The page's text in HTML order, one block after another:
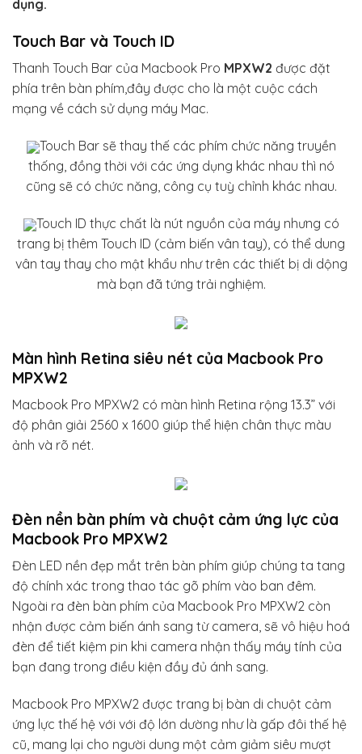
dụng.
Touch Bar và Touch ID
Thanh Touch Bar của Macbook Pro MPXW2 được đặt
phía trên bàn phím,đây được cho là một cuộc cách
mạng về cách sử dụng máy Mac.
Touch Bar sẽ thay thế các phím chức năng truyền
thống, đồng thời với các ứng dụng khác nhau thì nó
cũng sẽ có chức năng, công cụ tuỳ chỉnh khác nhau.
Touch ID thực chất là nút nguồn của máy nhưng có
trang bị thêm Touch ID (cảm biến vân tay), có thể dung
vân tay thay cho mật khẩu như trên các thiết bị di dộng
mà bạn đã tứng trải nghiệm.
Màn hình Retina siêu nét của Macbook Pro
MPXW2
Macbook Pro MPXW2 có màn hình Retina rộng 13.3” với
độ phân giải 2560 x 1600 giúp thể hiện chân thực màu
ảnh và rõ nét.
Đèn nền bàn phím và chuột cảm ứng lực của
Macbook Pro MPXW2
Đèn LED nền đẹp mắt trên bàn phím giúp chúng ta tang
độ chính xác trong thao tác gõ phím vào ban đêm.
Ngoài ra đèn bàn phím của Macbook Pro MPXW2 còn
nhận được cảm biến ánh sang từ camera, sẽ vô hiệu hoá
đèn để tiết kiệm pin khi camera nhận thấy máy tính của
bạn đang trong điều kiện đầy đủ ánh sang.
Macbook Pro MPXW2 được trang bị bàn di chuột cảm
ứng lực thế hệ với với độ lớn dường như là gấp đôi thế hệ
cũ, mang lại cho người dung một cảm giảm siêu mượt